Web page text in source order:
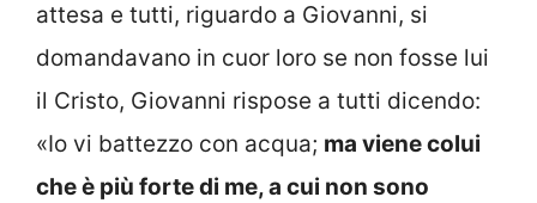
attesa e tutti, riguardo a Giovanni, si
domandavano in cuor loro se non fosse lui
il Cristo, Giovanni rispose a tutti dicendo:
«Io vi battezzo con acqua; ma viene colui
che è più forte di me, a cui non sono